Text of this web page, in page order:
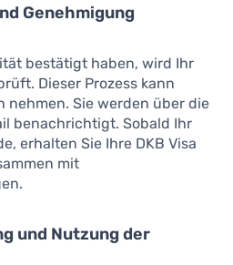
Genehmigung
bestätigt haben, wird Ihr
Dieser Prozess kann
nehmen. Sie werden über die
benachrichtigt. Sobald Ihr
erhalten Sie Ihre DKB Visa
mit
und Nutzung der